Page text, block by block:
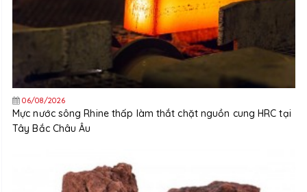
06/08/2026
Mực nước sông Rhine thấp làm thắt chặt nguồn cung HRC tại
Tây Bắc Châu Âu